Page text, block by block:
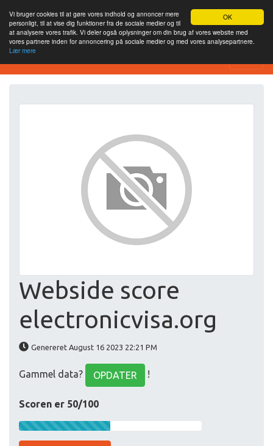
OK
Vi bruger cookies til at gøre vores indhold og annoncer mere
personligt, til at vise dig funktioner fra de sociale medier og til
at analysere vores trafik. Vi deler også oplysninger om din brug af vores website med
vores partnere inden for annoncering på sociale medier og med vores analysepartnere.
Lær mere
SEO Analytics
Webside score
electronicvisa.org
Genereret August 16 2023 22:21 PM
Gammel data? OPDATER !
Scoren er 50/100